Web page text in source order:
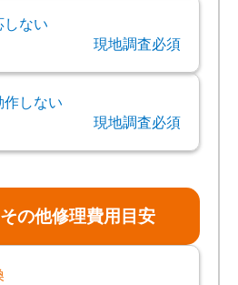
しない
現地調査必須
しない
現地調査必須
の他修理費用目安